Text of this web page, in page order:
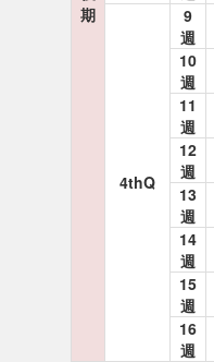
期
4thQ
9
週
10
週
11
週
12
週
13
週
14
週
15
週
16
週